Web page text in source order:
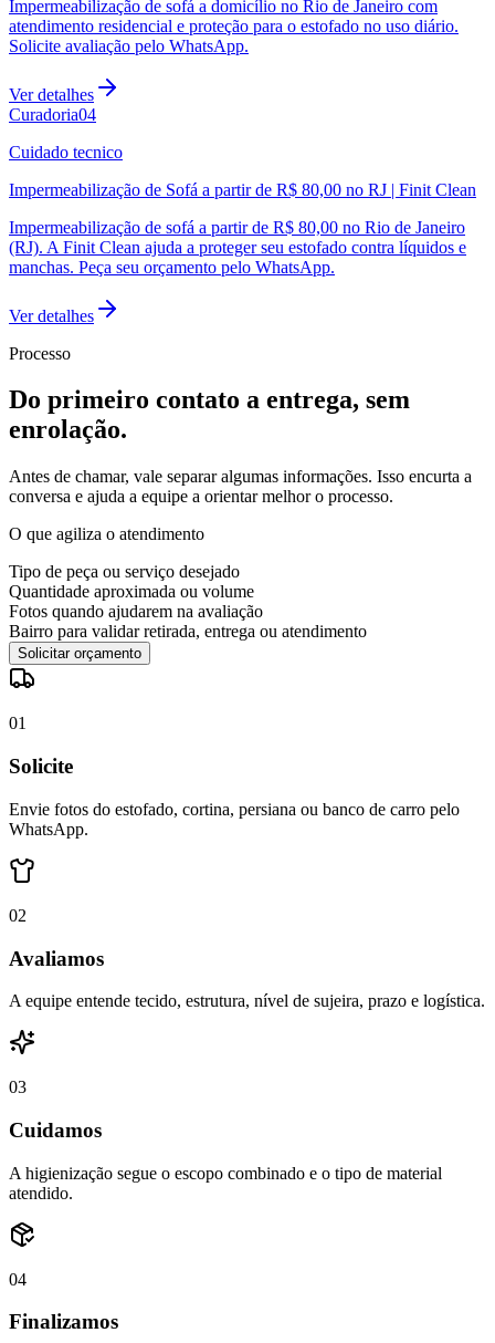
Impermeabilização de sofá a domicílio no Rio de Janeiro com
atendimento residencial e proteção para o estofado no uso diário.
Solicite avaliação pelo WhatsApp.
Ver detalhes
Curadoria04
Cuidado tecnico
Impermeabilização de Sofá a partir de R$ 80,00 no RJ | Finit Clean
Impermeabilização de sofá a partir de R$ 80,00 no Rio de Janeiro
(RJ). A Finit Clean ajuda a proteger seu estofado contra líquidos e
manchas. Peça seu orçamento pelo WhatsApp.
Ver detalhes
Processo
Do primeiro contato a entrega, sem
enrolação.
Antes de chamar, vale separar algumas informações. Isso encurta a
conversa e ajuda a equipe a orientar melhor o processo.
O que agiliza o atendimento
Tipo de peça ou serviço desejado
Quantidade aproximada ou volume
Fotos quando ajudarem na avaliação
Bairro para validar retirada, entrega ou atendimento
Solicitar orçamento
01
Solicite
Envie fotos do estofado, cortina, persiana ou banco de carro pelo
WhatsApp.
02
Avaliamos
A equipe entende tecido, estrutura, nível de sujeira, prazo e logística.
03
Cuidamos
A higienização segue o escopo combinado e o tipo de material
atendido.
04
Finalizamos